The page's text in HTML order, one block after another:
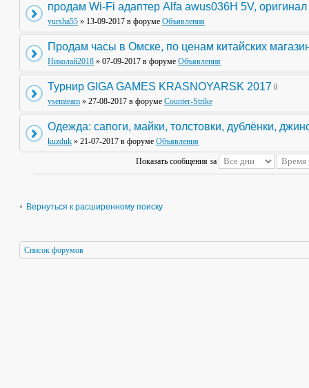
продам Wi-Fi адаптер Alfa awus036H 5V, оригинал
yursha55 » 13-09-2017 в форуме Объявления
Продам часы в Омске, по ценам китайских
Николай2018 » 07-09-2017 в форуме Объявления
Турнир GIGA GAMES KRASNOYARSK 2017
vsemteam » 27-08-2017 в форуме Counter-Strike
Одежда: сапоги, майки, толстовки, дублёнки,
kuzduk » 21-07-2017 в форуме Объявления
Показать сообщения за
Вернуться к расширенному поиску
Список форумов